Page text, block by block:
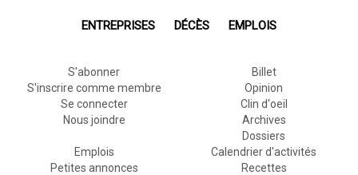
ENTREPRISES DÉCÈS EMPLOIS
S'abonner
S'inscrire comme membre
Se connecter
Nous joindre
Billet
Opinion
Clin d'oeil
Archives
Dossiers
Emplois
Petites annonces
Calendrier d'activités
Recettes